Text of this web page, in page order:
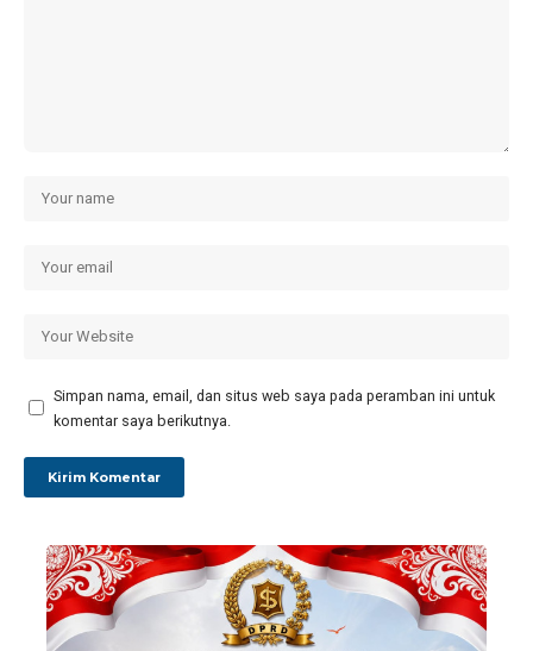
Simpan nama, email, dan situs web saya pada peramban ini untuk
komentar saya berikutnya.